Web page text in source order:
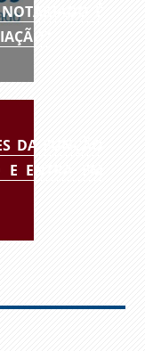
É
DA FUNÇÃO
ENTRA EM